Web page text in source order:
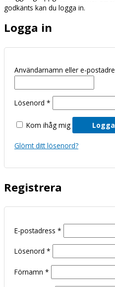
godkänts kan du logga in.
Logga in
Användarnamn eller e-
Lösenord *
Kom ihåg mig
Glömt ditt lösenord?
Registrera
E-postadress *
Lösenord *
Förnamn *